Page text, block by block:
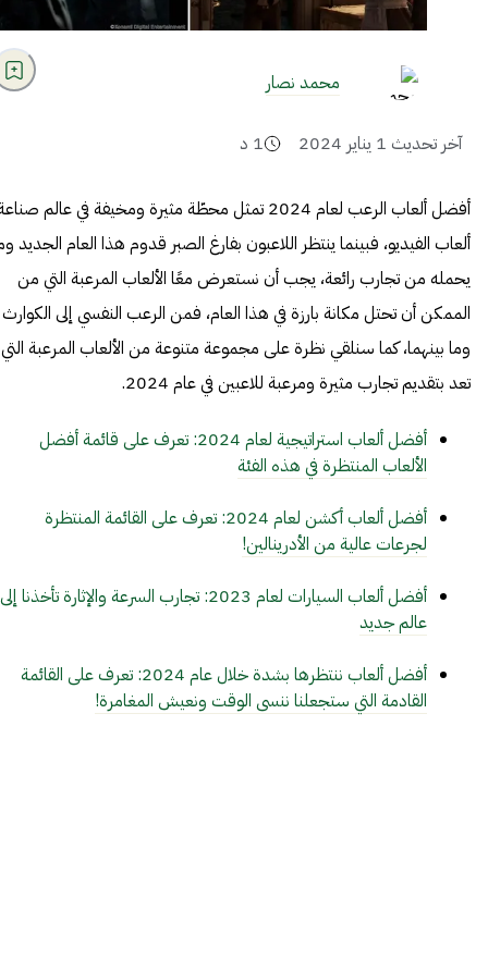
محمد نصار
آخر تحديث 1 يناير 2024 1 د
أفضل ألعاب الرعب لعام 2024 تمثل محطّة مثيرة ومخيفة في عالم
ألعاب الفيديو، فبينما ينتظر اللاعبون بفارغ الصبر قدوم هذا العام الجديد
يحمله من تجارب رائعة، يجب أن نستعرض معًا الألعاب المرعبة التي من
الممكن أن تحتل مكانة بارزة في هذا العام، فمن الرعب النفسي إلى الكوارث
وما بينهما، كما سنلقي نظرة على مجموعة متنوعة من الألعاب المرعبة التي
تعد بتقديم تجارب مثيرة ومرعبة للاعبين في عام 2024.
أفضل ألعاب استراتيجية لعام 2024: تعرف على قائمة أفضل
الألعاب المنتظرة في هذه الفئة
أفضل ألعاب أكشن لعام 2024: تعرف على القائمة المنتظرة
لجرعات عالية من الأدرينالين!
أفضل ألعاب السيارات لعام 2023: تجارب السرعة والإثارة تأخذنا إلى
عالم جديد
أفضل ألعاب ننتظرها بشدة خلال عام 2024: تعرف على القائمة
القادمة التي ستجعلنا ننسى الوقت ونعيش المغامرة!